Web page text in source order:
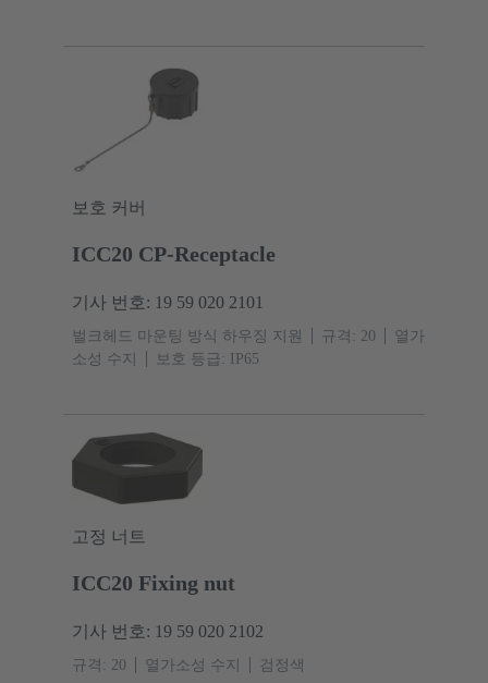
보호 커버
ICC20 CP-Receptacle
기사 번호: 19 59 020 2101
벌크헤드 마운팅 방식 하우징 지원 규격: 20
열가
소성 수지
보호 등급: IP65
고정 너트
ICC20 Fixing nut
기사 번호: 19 59 020 2102
규격: 20 열가소성 수지 검정색